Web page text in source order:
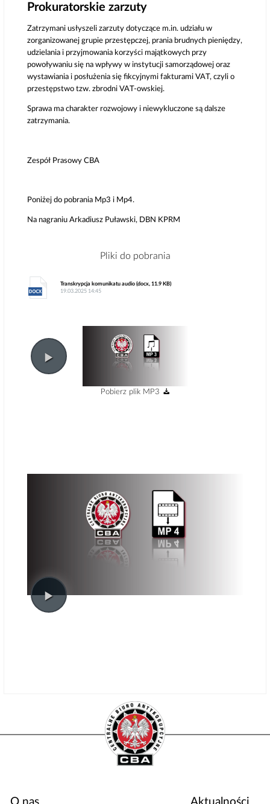
Prokuratorskie zarzuty
Zatrzymani usłyszeli zarzuty dotyczące m.in. udziału w
zorganizowanej grupie przestępczej, prania brudnych pieniędzy,
udzielania i przyjmowania korzyści majątkowych przy
powoływaniu się na wpływy w instytucji samorządowej oraz
wystawiania i posłużenia się fikcyjnymi fakturami VAT, czyli o
przestępstwo tzw. zbrodni VAT-owskiej.
Sprawa ma charakter rozwojowy i niewykluczone są dalsze
zatrzymania.
Zespół Prasowy CBA
Poniżej do pobrania Mp3 i Mp4.
Na nagraniu Arkadiusz Puławski, DBN KPRM
Pliki do pobrania
Transkrypcja komunikatu audio (docx, 11.9 KB)
19.03.2025 14:45
Pobierz plik MP3